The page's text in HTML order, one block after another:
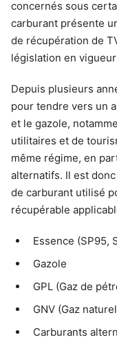
concernés sous
carburant présente
de récupération de
législation en
Depuis plusieurs
pour tendre vers un
et le gazole,
utilitaires et de
même régime, en
alternatifs. Il est
de carburant utilisé
récupérable
Essence (SP95,
Gazole
GPL (Gaz de
GNV (Gaz
Carburants